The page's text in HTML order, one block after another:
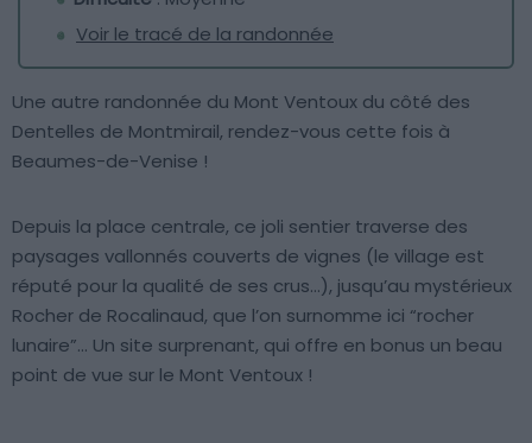
Voir le tracé de la randonnée
Une autre randonnée du Mont Ventoux du côté des
Dentelles de Montmirail, rendez-vous cette fois à
Beaumes-de-Venise !
Depuis la place centrale, ce joli sentier traverse des
paysages vallonnés couverts de vignes (le village est
réputé pour la qualité de ses crus…), jusqu’au mystérieux
Rocher de Rocalinaud, que l’on surnomme ici “rocher
lunaire”… Un site surprenant, qui offre en bonus un beau
point de vue sur le Mont Ventoux !